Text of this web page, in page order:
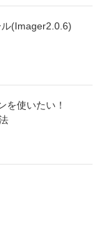
(Imager2.0.6)
を使いたい！